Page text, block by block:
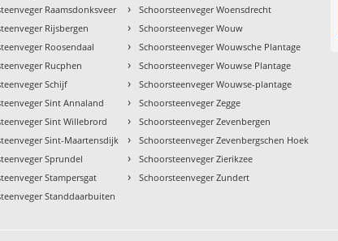
Raamsdonksveer
Rijsbergen
Roosendaal
Rucphen
Schijf
Sint Annaland
Sint Willebrord
Sint-Maartensdijk
Sprundel
Stampersgat
Standdaarbuiten
› Schoorsteenveger Woensdrecht
› Schoorsteenveger Wouw
› Schoorsteenveger Wouwsche Plantage
› Schoorsteenveger Wouwse Plantage
› Schoorsteenveger Wouwse-plantage
› Schoorsteenveger Zegge
› Schoorsteenveger Zevenbergen
› Schoorsteenveger Zevenbergschen Hoek
› Schoorsteenveger Zierikzee
› Schoorsteenveger Zundert